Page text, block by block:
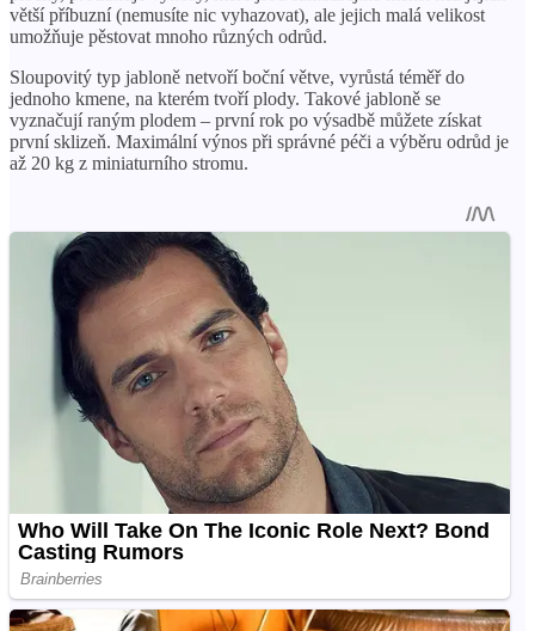
větší příbuzní (nemusíte nic vyhazovat), ale jejich malá velikost
umožňuje pěstovat mnoho různých odrůd.
Sloupovitý typ jabloně netvoří boční větve, vyrůstá téměř do
jednoho kmene, na kterém tvoří plody. Takové jabloně se
vyznačují raným plodem – první rok po výsadbě můžete získat
první sklizeň. Maximální výnos při správné péči a výběru odrůd je
až 20 kg z miniaturního stromu.